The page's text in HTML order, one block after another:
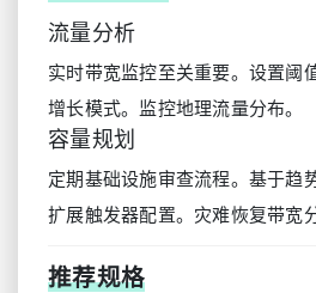
流量分析
实时带宽监控至关重要。设置阈
增长模式。监控地理流量分布。
容量规划
定期基础设施审查流程。基于趋
扩展触发器配置。灾难恢复带宽
推荐规格